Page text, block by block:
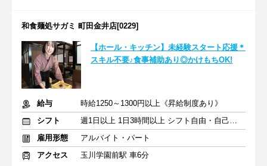
和食麺処サガミ 町田金井店[0229]
【ホール・キッチン】未経験スタート応援＊
スキル不要♪食事補助あり◎かけもちOK!
給与
時給1250～1300円以上《昇給制度あり》
シフト
週1日以上 1日3時間以上 シフト自由・自己申告
雇用形態
アルバイト・パート
アクセス
玉川学園前駅 車6分